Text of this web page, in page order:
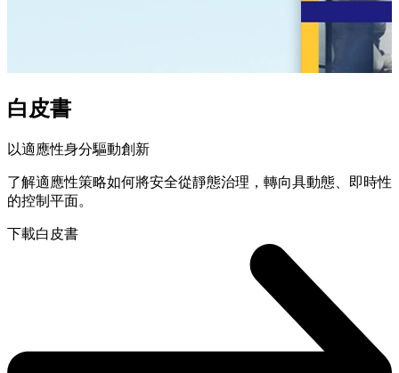
白皮書
以適應性身分驅動創新
了解適應性策略如何將安全從靜態治理，轉向具動態、即時性
的控制平面。
下載白皮書